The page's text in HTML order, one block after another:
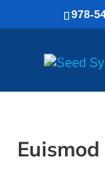
978-